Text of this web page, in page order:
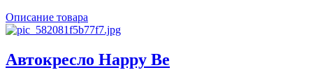
Описание товара
Автокресло Happy Be